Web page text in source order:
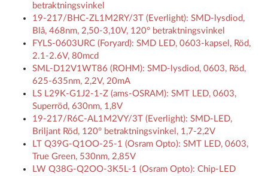
betraktningsvinkel
19-217/BHC-ZL1M2RY/3T (Everlight): SMD-lysdiod,
Blå, 468nm, 2,50-3,10V, 120° betraktningsvinkel
FYLS-0603URC (Foryard): SMD LED, 0603-kapsel, Röd,
2.1-2.6V, 80mcd
SML-D12V1WT86 (ROHM): SMD-lysdiod, 0603, Röd,
625-635nm, 2,2V, 20mA
LS L29K-G1J2-1-Z (ams-OSRAM): SMT LED, 0603,
Superröd, 630nm, 1,8V
19-217/R6C-AL1M2VY/3T (Everlight): SMD-LED,
Briljant Röd, 120° betraktningsvinkel, 1,7-2,2V
LT Q39G-Q1OO-25-1 (Osram Opto): SMT LED, 0603,
True Green, 530nm, 2,85V
LW Q38G-Q2OO-3K5L-1 (Osram Opto): Chip-LED